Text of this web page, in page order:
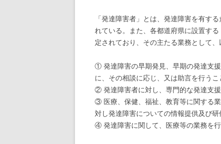
「発達障害者」とは、発達障害を有す
れている。また、各都道府県に設置す
定されており、その主たる業務として、
① 発達障害の早期発見、早期の発達支
に、その相談に応じ、又は助言を行うこ
② 発達障害者に対し、専門的な発達支援
③ 医療、保健、福祉、教育等に関する
対し発達障害についての情報提供及び研
④ 発達障害に関して、医療等の業務を